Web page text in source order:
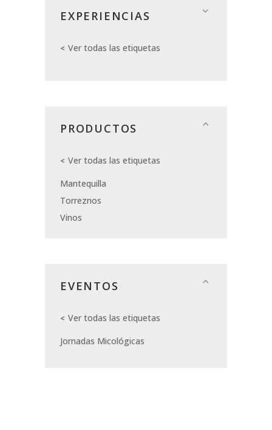
EXPERIENCIAS
Ver todas las etiquetas
PRODUCTOS
Ver todas las etiquetas
Mantequilla
Torreznos
Vinos
EVENTOS
Ver todas las etiquetas
Jornadas Micológicas